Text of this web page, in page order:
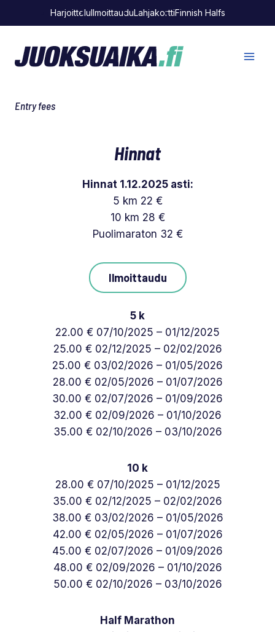
sisältöön
HarjoitteluIlmoittauduLahjakorttiFinnish Halfs
Entry fees
Hinnat
Hinnat 1.12.2025 asti:
5 km 22 €
10 km 28 €
Puolimaraton 32 €
Ilmoittaudu
5 k
22.00 € 07/10/2025 – 01/12/2025
25.00 € 02/12/2025 – 02/02/2026
25.00 € 03/02/2026 – 01/05/2026
28.00 € 02/05/2026 – 01/07/2026
30.00 € 02/07/2026 – 01/09/2026
32.00 € 02/09/2026 – 01/10/2026
35.00 € 02/10/2026 – 03/10/2026
10 k
28.00 € 07/10/2025 – 01/12/2025
35.00 € 02/12/2025 – 02/02/2026
38.00 € 03/02/2026 – 01/05/2026
42.00 € 02/05/2026 – 01/07/2026
45.00 € 02/07/2026 – 01/09/2026
48.00 € 02/09/2026 – 01/10/2026
50.00 € 02/10/2026 – 03/10/2026
Half Marathon